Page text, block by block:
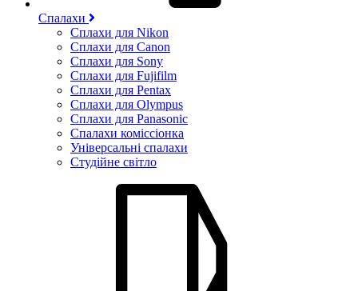
Спалахи
Сплахи для Nikon
Сплахи для Canon
Сплахи для Sony
Сплахи для Fujifilm
Сплахи для Pentax
Сплахи для Olympus
Сплахи для Panasonic
Спалахи коміссіонка
Універсальні спалахи
Студійне світло